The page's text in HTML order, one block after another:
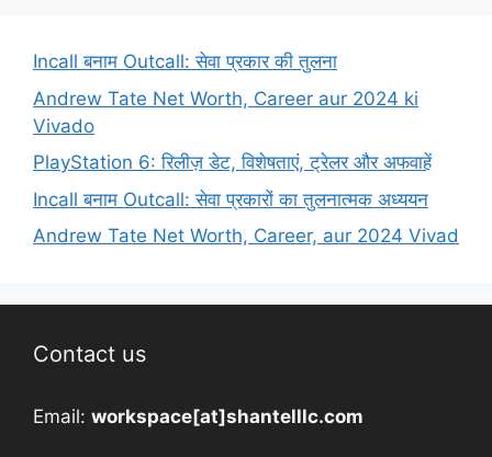
Incall बनाम Outcall: सेवा प्रकार की तुलना
Andrew Tate Net Worth, Career aur 2024 ki
Vivado
PlayStation 6: रिलीज़ डेट, विशेषताएं, ट्रेलर और अफवाहें
Incall बनाम Outcall: सेवा प्रकारों का तुलनात्मक अध्ययन
Andrew Tate Net Worth, Career, aur 2024 Vivad
Contact us
Email: workspace[at]shantelllc.com